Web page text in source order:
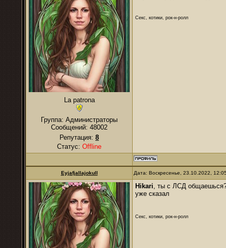
La patrona
Группа: Администраторы
Сообщений: 48002
Репутация: 8
Статус: Offline
Секс, котики, рок-н-ролл
Eyjafjallajokull Дата: Воскресенье, 23.10.2022,
Hikari, ты с ЛСД общаешься?
уже сказал
Секс, котики, рок-н-ролл